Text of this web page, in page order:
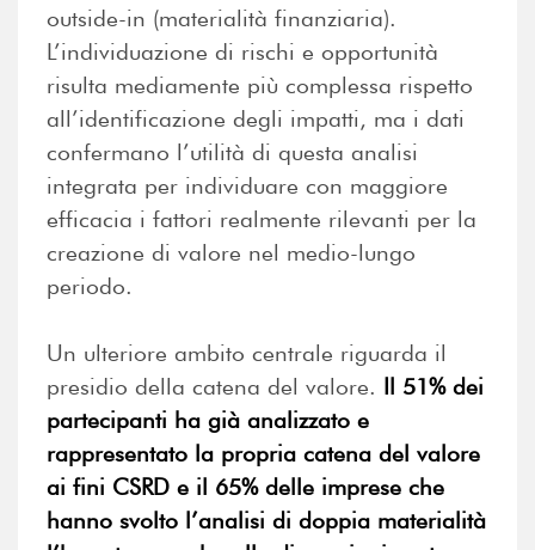
outside-in (materialità finanziaria).
L’individuazione di rischi e opportunità
risulta mediamente più complessa rispetto
all’identificazione degli impatti, ma i dati
confermano l’utilità di questa analisi
integrata per individuare con maggiore
efficacia i fattori realmente rilevanti per la
creazione di valore nel medio-lungo
periodo.
Un ulteriore ambito centrale riguarda il
presidio della catena del valore. Il 51% dei
partecipanti ha già analizzato e
rappresentato la propria catena del valore
ai fini CSRD e il 65% delle imprese che
hanno svolto l’analisi di doppia materialità